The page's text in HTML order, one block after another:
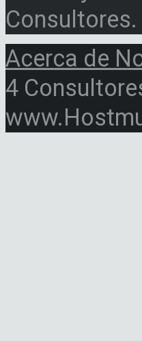
Acerca de
4